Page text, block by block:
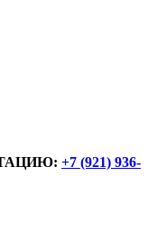
+7 (921) 936-